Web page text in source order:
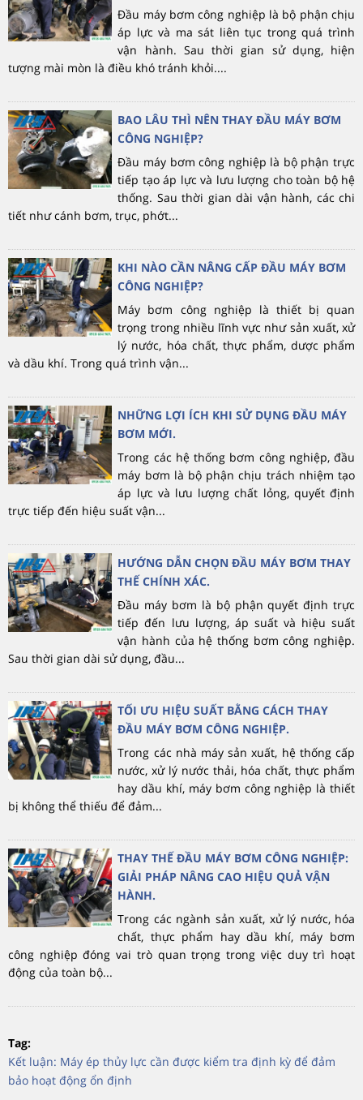
Đầu máy bơm công nghiệp là bộ phận chịu
áp lực và ma sát liên tục trong quá trình
vận hành. Sau thời gian sử dụng, hiện
tượng mài mòn là điều khó tránh khỏi....
BAO LÂU THÌ NÊN THAY ĐẦU MÁY BƠM
CÔNG NGHIỆP?
Đầu máy bơm công nghiệp là bộ phận trực
tiếp tạo áp lực và lưu lượng cho toàn bộ hệ
thống. Sau thời gian dài vận hành, các chi
tiết như cánh bơm, trục, phớt...
KHI NÀO CẦN NÂNG CẤP ĐẦU MÁY BƠM
CÔNG NGHIỆP?
Máy bơm công nghiệp là thiết bị quan
trọng trong nhiều lĩnh vực như sản xuất, xử
lý nước, hóa chất, thực phẩm, dược phẩm
và dầu khí. Trong quá trình vận...
NHỮNG LỢI ÍCH KHI SỬ DỤNG ĐẦU MÁY
BƠM MỚI.
Trong các hệ thống bơm công nghiệp, đầu
máy bơm là bộ phận chịu trách nhiệm tạo
áp lực và lưu lượng chất lỏng, quyết định
trực tiếp đến hiệu suất vận...
HƯỚNG DẪN CHỌN ĐẦU MÁY BƠM THAY
THẾ CHÍNH XÁC.
Đầu máy bơm là bộ phận quyết định trực
tiếp đến lưu lượng, áp suất và hiệu suất
vận hành của hệ thống bơm công nghiệp.
Sau thời gian dài sử dụng, đầu...
TỐI ƯU HIỆU SUẤT BẰNG CÁCH THAY
ĐẦU MÁY BƠM CÔNG NGHIỆP.
Trong các nhà máy sản xuất, hệ thống cấp
nước, xử lý nước thải, hóa chất, thực phẩm
hay dầu khí, máy bơm công nghiệp là thiết
bị không thể thiếu để đảm...
THAY THẾ ĐẦU MÁY BƠM CÔNG NGHIỆP:
GIẢI PHÁP NÂNG CAO HIỆU QUẢ VẬN
HÀNH.
Trong các ngành sản xuất, xử lý nước, hóa
chất, thực phẩm hay dầu khí, máy bơm
công nghiệp đóng vai trò quan trọng trong việc duy trì hoạt
động của toàn bộ...
Tag:
Kết luận: Máy ép thủy lực cần được kiểm tra định kỳ để đảm
bảo hoạt động ổn định